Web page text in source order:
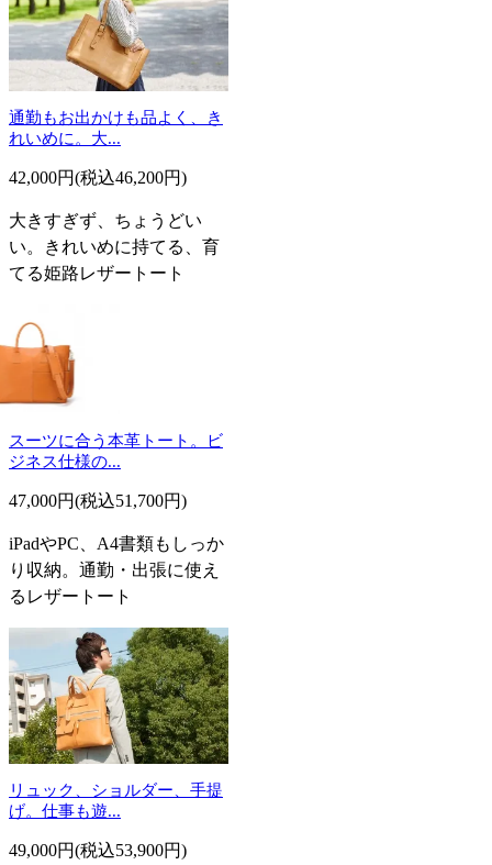
通勤もお出かけも品よく、き
れいめに。大...
42,000円(税込46,200円)
大きすぎず、ちょうどい
い。きれいめに持てる、育
てる姫路レザートート
スーツに合う本革トート。ビ
ジネス仕様の...
47,000円(税込51,700円)
iPadやPC、A4書類もしっか
り収納。通勤・出張に使え
るレザートート
リュック、ショルダー、手提
げ。仕事も遊...
49,000円(税込53,900円)